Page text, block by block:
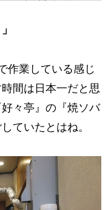
作業している感じ
間は日本一だと思
々亭』の『焼ソバ
ていたとはね。